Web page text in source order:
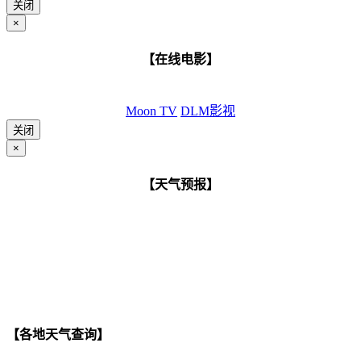
关闭
×
【在线电影】
Moon TV DLM影视
关闭
×
【天气预报】
【各地天气查询】